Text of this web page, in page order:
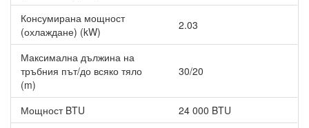
Консумирана мощност
(охлаждане) (kW)
2.03
Максимална дължина на
тръбния път/до всяко тяло
(m)
30/20
Мощност BTU
24 000 BTU